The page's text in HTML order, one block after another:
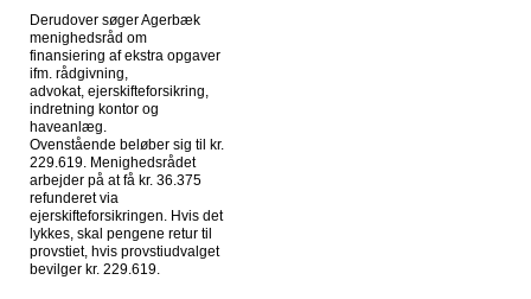
Derudover søger Agerbæk
menighedsråd om
finansiering af ekstra opgaver
ifm. rådgivning,
advokat, ejerskifteforsikring,
indretning kontor og
haveanlæg.
Ovenstående beløber sig til kr.
229.619. Menighedsrådet
arbejder på at få kr. 36.375
refunderet via
ejerskifteforsikringen. Hvis det
lykkes, skal pengene retur til
provstiet, hvis provstiudvalget
bevilger kr. 229.619.